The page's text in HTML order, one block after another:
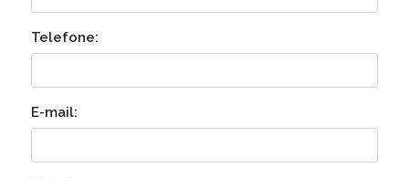
Telefone:
E-mail: